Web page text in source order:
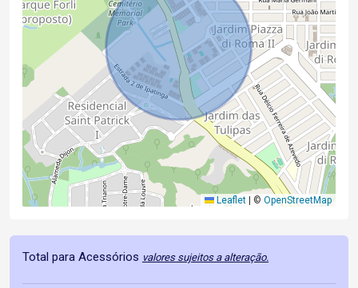
Leaflet © OpenStreetMap
Total para Acessórios valores sujeitos a alteração.